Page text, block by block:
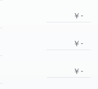
￥-
￥-
￥-